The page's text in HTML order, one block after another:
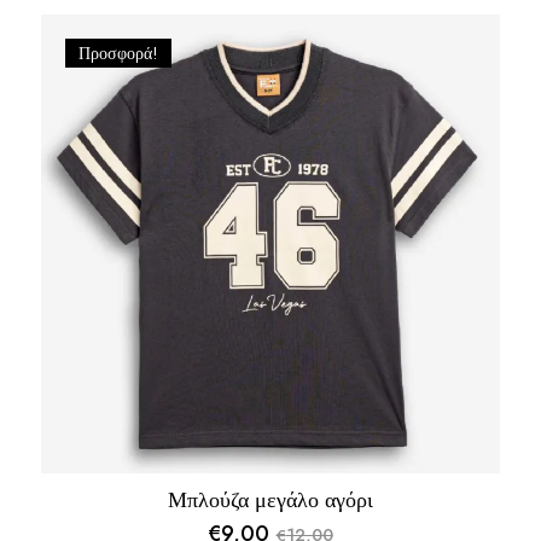
Προσφορά!
Μπλούζα μεγάλο αγόρι
€12,00
€9,00